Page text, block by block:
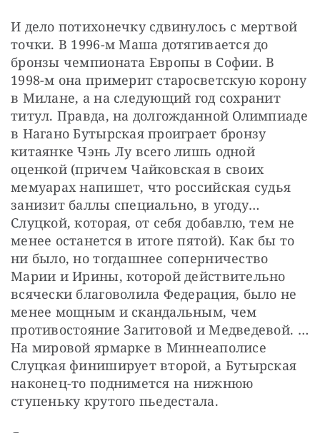
И дело потихонечку сдвинулось с мертвой
точки. В 1996-м Маша дотягивается до
бронзы чемпионата Европы в Софии. В
1998-м она примерит старосветскую корону
в Милане, а на следующий год сохранит
титул. Правда, на долгожданной Олимпиаде
в Нагано Бутырская проиграет бронзу
китаянке Чэнь Лу всего лишь одной
оценкой (причем Чайковская в своих
мемуарах напишет, что российская судья
занизит баллы специально, в угоду…
Слуцкой, которая, от себя добавлю, тем не
менее останется в итоге пятой). Как бы то
ни было, но тогдашнее соперничество
Марии и Ирины, которой действительно
всячески благоволила Федерация, было не
менее мощным и скандальным, чем
противостояние Загитовой и Медведевой. …
На мировой ярмарке в Миннеаполисе
Слуцкая финиширует второй, а Бутырская
наконец-то поднимется на нижнюю
ступеньку крутого пьедестала.